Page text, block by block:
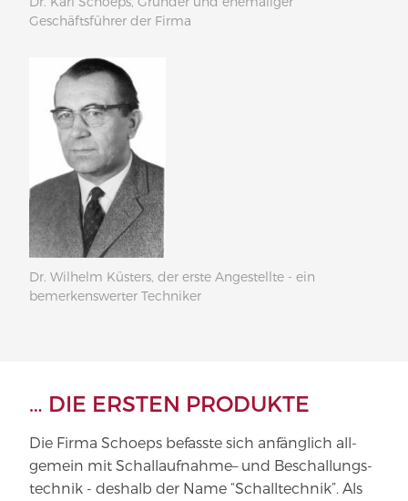
Geschäftsführer der Firma
Dr. Wilhelm Küsters, der erste Angestellte - ein
bemerkenswerter Techniker
… DIE ERSTEN PRODUKTE
Die Firma Schoeps befasste sich anfänglich all­
gemein mit Schall­auf­nahme– und Beschal­lungs­
technik - deshalb der Name “Schalltechnik”. Als